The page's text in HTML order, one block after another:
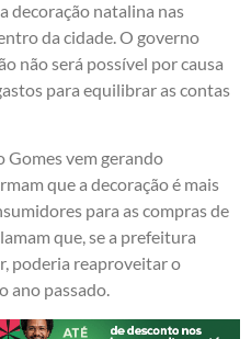
decoração natalina nas
da cidade. O governo
não será possível por causa
para equilibrar as contas
Gomes vem gerando
que a decoração é mais
para as compras de
que, se a prefeitura
poderia reaproveitar o
ano passado.